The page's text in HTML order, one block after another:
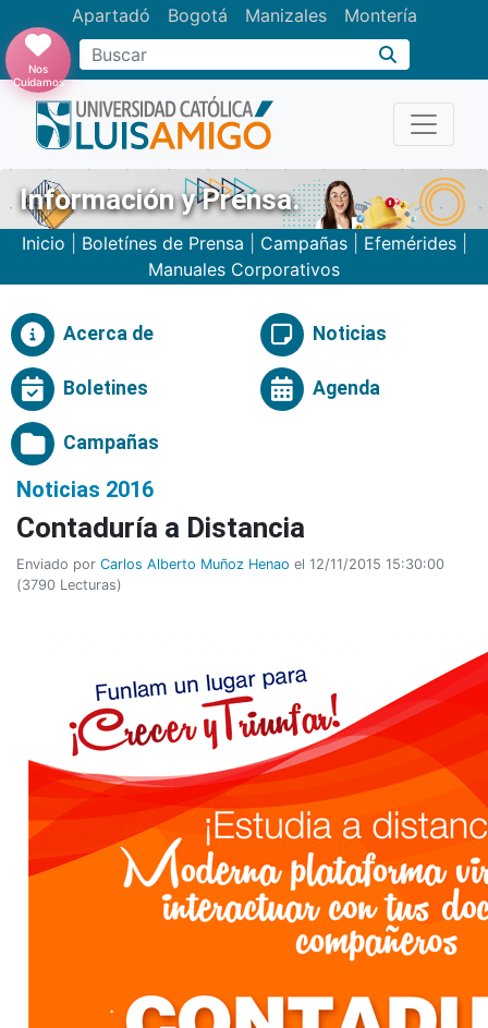
Apartadó Bogotá Manizales Montería
Buscar
Nos
Cuidamos
Información y Prensa.
Inicio Boletínes de Prensa Campañas| Efemérides|
Manuales Corporativos
Acerca de Noticias
Boletines Agenda
Campañas
Noticias 2016
Contaduría a Distancia
Enviado por Carlos Alberto Muñoz Henao el 12/11/2015 15:30:00
(3790 Lecturas)